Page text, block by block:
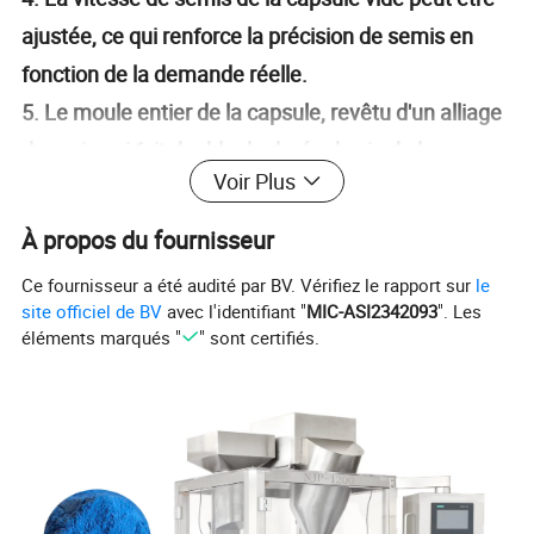
ajustée, ce qui renforce la précision de semis en
fonction de la demande réelle.
5. Le moule entier de la capsule, revêtu d'un alliage
Voir Plus
À propos du fournisseur
Ce fournisseur a été audité par BV. Vérifiez le rapport sur le
site officiel de BV avec l'identifiant "MIC-ASI2342093". Les
éléments marqués "
" sont certifiés.